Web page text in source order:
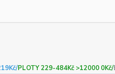
PLOTY 229-484Kč >12000 0Kč/